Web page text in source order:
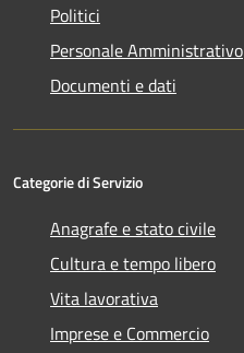
Politici
Personale Amministrativo
Documenti e dati
Categorie di Servizio
Anagrafe e stato civile
Cultura e tempo libero
Vita lavorativa
Imprese e Commercio